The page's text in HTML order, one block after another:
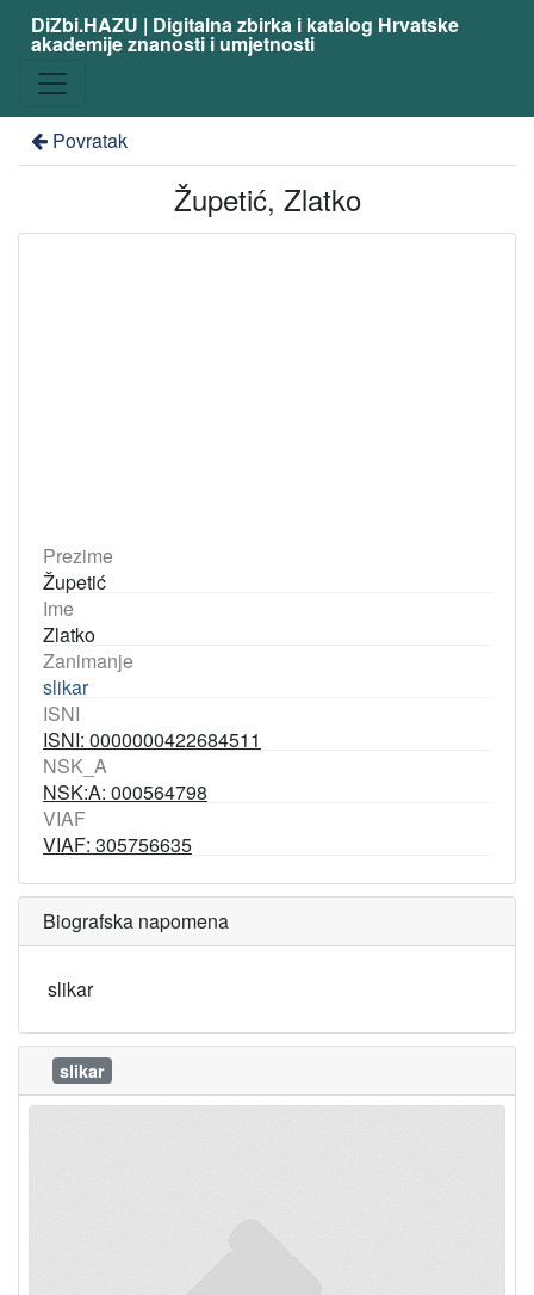
DiZbi.HAZU | Digitalna zbirka i katalog Hrvatske
akademije znanosti i umjetnosti
Povratak
Župetić, Zlatko
Prezime
Župetić
Ime
Zlatko
Zanimanje
slikar
ISNI
ISNI: 0000000422684511
NSK_A
NSK:A: 000564798
VIAF
VIAF: 305756635
Biografska napomena
slikar
slikar